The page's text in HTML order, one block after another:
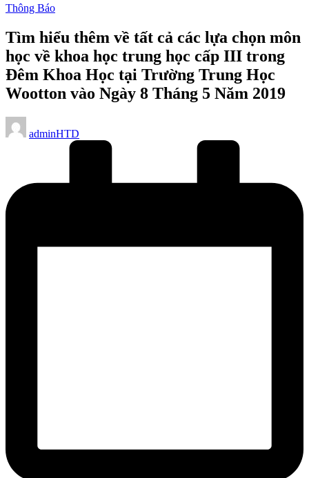
Posted
Thông Báo
Tìm hiểu thêm về tất cả các lựa chọn môn
học về khoa học trung học cấp III trong
Đêm Khoa Học tại Trường Trung Học
Wootton vào Ngày 8 Tháng 5 Năm 2019
Posted
by
adminHTD